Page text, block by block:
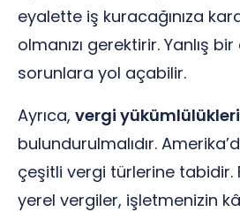
eyalette iş kuracağınıza
olmanızı gerektirir. Yanlış
sorunlara yol açabilir.
Ayrıca, vergi yükümlülükleri
bulundurulmalıdır.
çeşitli vergi türlerine tabidir.
yerel vergiler, işletmenizin